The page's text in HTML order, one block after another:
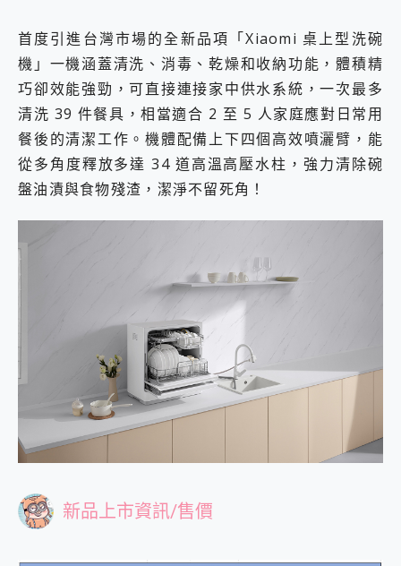
首度引進台灣市場的全新品項「Xiaomi 桌上型洗碗
機」一機涵蓋清洗、消毒、乾燥和收納功能，體積精
巧卻效能強勁，可直接連接家中供水系統，一次最多
清洗 39 件餐具，相當適合 2 至 5 人家庭應對日常用
餐後的清潔工作。機體配備上下四個高效噴灑臂，能
從多角度釋放多達 34 道高溫高壓水柱，強力清除碗
盤油漬與食物殘渣，潔淨不留死角！
新品上市資訊/售價